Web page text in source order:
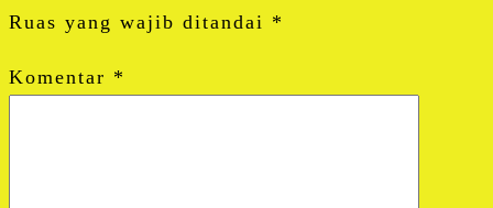
Ruas yang wajib ditandai *
Komentar *